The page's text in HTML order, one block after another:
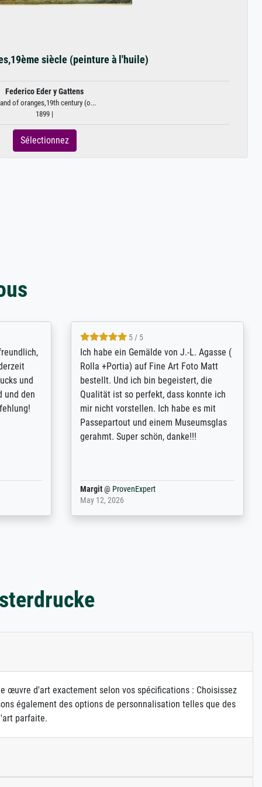
siècle (peinture à l'huile)
Federico Eder y Gattens
of oranges,19th century (o...
1899 |
Sélectionnez
is
go-to
on -
4.8 / 5
Qualité absolument irréprochable.
Extraordinaire diversité des thèmes
abordés et personnalisation des
demandes (recadrage, réajustement des
couleurs). Relation clientèle parfaite.
Transport, réception sans aucun
problème. Merci à toute l'équipe ! Hervé
Anonym@ProvenExpert
March 31, 2025
œuvre d'art exactement selon vos spécifications : Choisissez
également des options de personnalisation telles que des
parfaite.